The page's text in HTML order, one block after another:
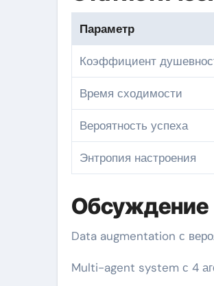
Параметр
Коэффициент
Время сходимости
Вероятность успеха
Энтропия настроения
Обсуждение
Data augmentation с
Multi-agent system с 4